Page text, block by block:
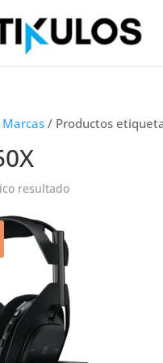
/ Productos
resultado